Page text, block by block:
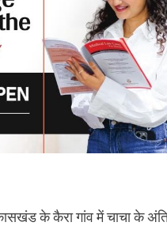
के कैरा गांव में चाचा के